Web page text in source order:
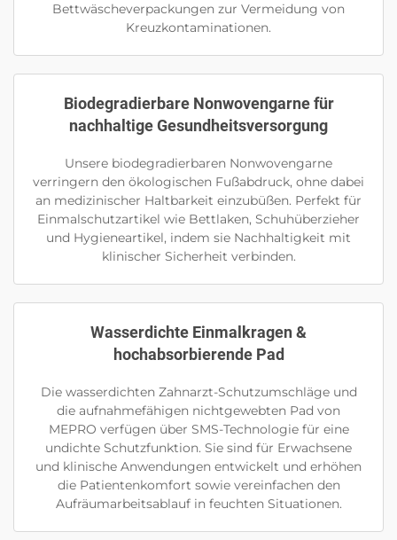
Bettwäscheverpackungen zur Vermeidung von
Kreuzkontaminationen.
Biodegradierbare Nonwovengarne für
nachhaltige Gesundheitsversorgung
Unsere biodegradierbaren Nonwovengarne
verringern den ökologischen Fußabdruck, ohne dabei
an medizinischer Haltbarkeit einzubüßen. Perfekt für
Einmalschutzartikel wie Bettlaken, Schuhüberzieher
und Hygieneartikel, indem sie Nachhaltigkeit mit
klinischer Sicherheit verbinden.
Wasserdichte Einmalkragen &
hochabsorbierende Pad
Die wasserdichten Zahnarzt-Schutzumschläge und
die aufnahmefähigen nichtgewebten Pad von
MEPRO verfügen über SMS-Technologie für eine
undichte Schutzfunktion. Sie sind für Erwachsene
und klinische Anwendungen entwickelt und erhöhen
die Patientenkomfort sowie vereinfachen den
Aufräumarbeitsablauf in feuchten Situationen.